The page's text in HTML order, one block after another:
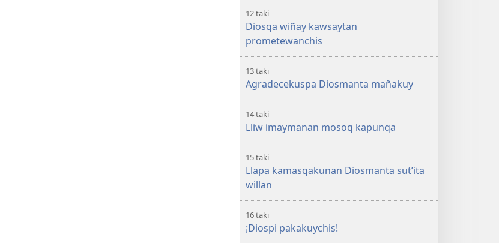
12 taki
Diosqa wiñay kawsaytan
prometewanchis
13 taki
Agradecekuspa Diosmanta mañakuy
14 taki
Lliw imaymanan mosoq kapunqa
15 taki
Llapa kamasqakunan Diosmanta sut’ita
willan
16 taki
¡Diospi pakakuychis!